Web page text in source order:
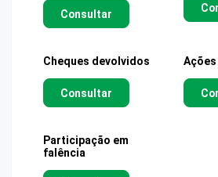
Consultar
Cheques devolvidos
Consultar
Participação em
falência